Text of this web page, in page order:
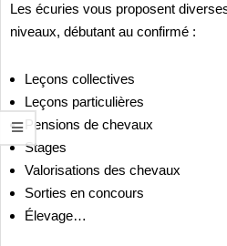
Les écuries vous proposent
niveaux, débutant au confirmé :
Leçons collectives
Leçons particulières
Pensions de chevaux
Stages
Valorisations des chevaux
Sorties en concours
Élevage…